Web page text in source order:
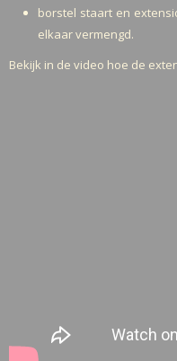
borstel staart en
elkaar vermengd.
Bekijk in de video hoe de